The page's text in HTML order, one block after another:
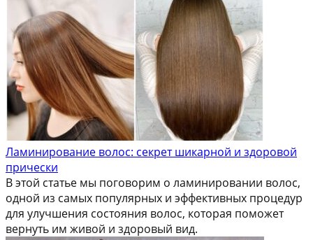
Ламинирование волос: секрет шикарной и здоровой
прически
В этой статье мы поговорим о ламинировании волос,
одной из самых популярных и эффективных процедур
для улучшения состояния волос, которая поможет
вернуть им живой и здоровый вид.